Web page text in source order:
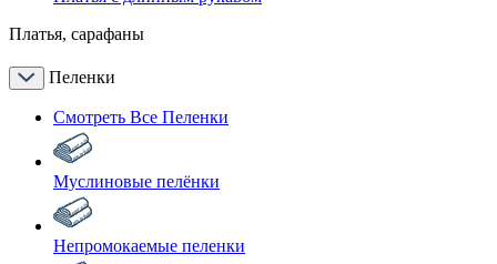
Платья, сарафаны
Пеленки
Смотреть Все Пеленки
Муслиновые пелёнки
Непромокаемые пеленки